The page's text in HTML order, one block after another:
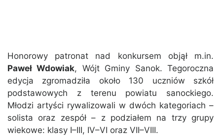
Honorowy patronat nad konkursem objął m.in.
Paweł Wdowiak, Wójt Gminy Sanok. Tegoroczna
edycja zgromadziła około 130 uczniów szkół
podstawowych z terenu powiatu sanockiego.
Młodzi artyści rywalizowali w dwóch kategoriach –
solista oraz zespół – z podziałem na trzy grupy
wiekowe: klasy I–III, IV–VI oraz VII–VIII.